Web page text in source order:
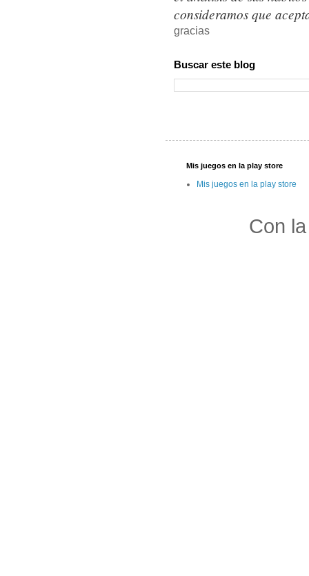
consideramos que
gracias
Buscar este blog
Mis juegos en la play store
Mis juegos en la play store
Con